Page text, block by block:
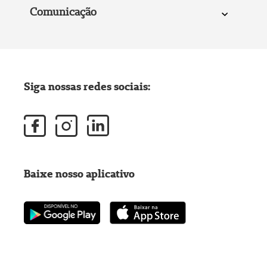
Comunicação
Siga nossas redes sociais:
Baixe nosso aplicativo